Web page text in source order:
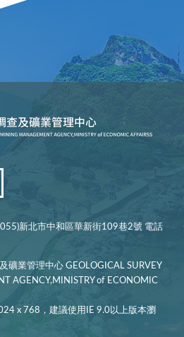
新北市中和區華新街109巷2號 電話
業管理中心 GEOLOGICAL SURVEY
AGENCY,MINISTRY of ECONOMIC
x 768，建議使用IE 9.0以上版本瀏